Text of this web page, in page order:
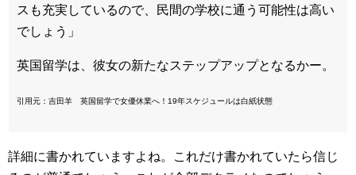
スも充実しているので、民間の学校に通う可能性は高い
でしょう」
英国留学は、彼女の新たなステップアップとなるかー。
引用元：吉田羊 英国留学で女優休業へ！19年スケジュールは白紙状態
詳細に書かれていますよね。これだけ書かれていたら信じ